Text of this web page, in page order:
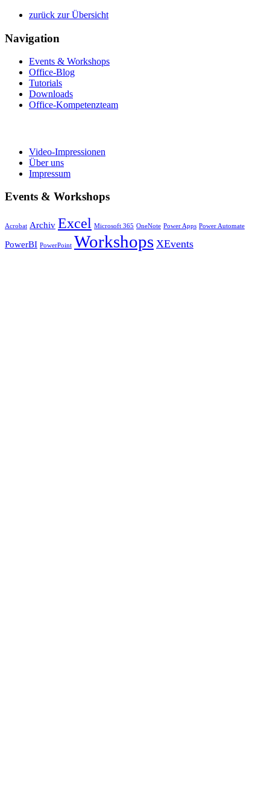
zurück zur Übersicht
Navigation
Events & Workshops
Office-Blog
Tutorials
Downloads
Office-Kompetenzteam
Video-Impressionen
Über uns
Impressum
Events & Workshops
Acrobat Archiv Excel Microsoft 365 OneNote Power Apps Power Automate
PowerBI PowerPoint Workshops XEvents